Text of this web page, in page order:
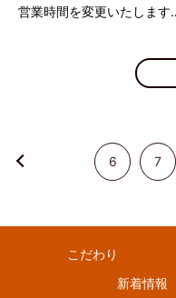
営業時間を変更いたします
6 7
こだわり
新着情報